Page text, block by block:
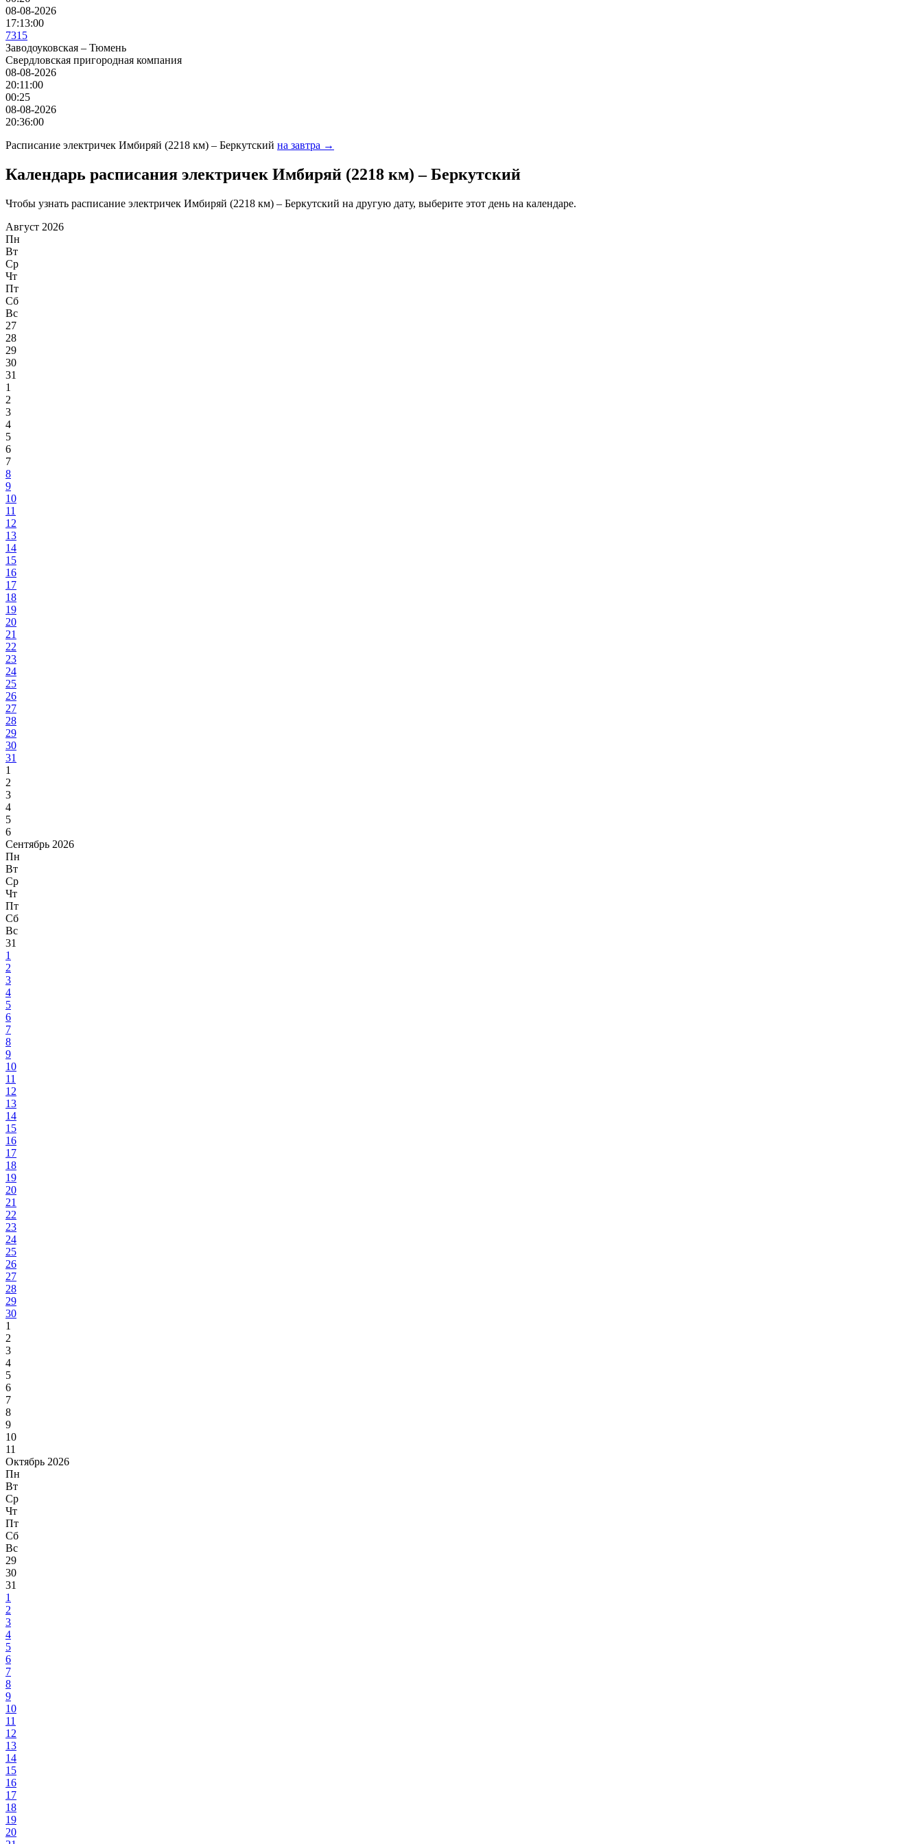
08-08-2026
17:13:00
7315
Заводоуковская – Тюмень
Свердловская пригородная компания
08-08-2026
20:11:00
00:25
08-08-2026
20:36:00
Расписание электричек Имбиряй (2218 км) – Беркутский на завтра →
Календарь расписания электричек Имбиряй (2218 км) – Беркутский
Чтобы узнать расписание электричек Имбиряй (2218 км) – Беркутский на другую дату, выберите этот день на календаре.
Август 2026
Пн
Вт
Ср
Чт
Пт
Сб
Вс
27
28
29
30
31
1
2
3
4
5
6
7
8
9
10
11
12
13
14
15
16
17
18
19
20
21
22
23
24
25
26
27
28
29
30
31
1
2
3
4
5
6
Сентябрь 2026
Пн
Вт
Ср
Чт
Пт
Сб
Вс
31
1
2
3
4
5
6
7
8
9
10
11
12
13
14
15
16
17
18
19
20
21
22
23
24
25
26
27
28
29
30
1
2
3
4
5
6
7
8
9
10
11
Октябрь 2026
Пн
Вт
Ср
Чт
Пт
Сб
Вс
29
30
31
1
2
3
4
5
6
7
8
9
10
11
12
13
14
15
16
17
18
19
20